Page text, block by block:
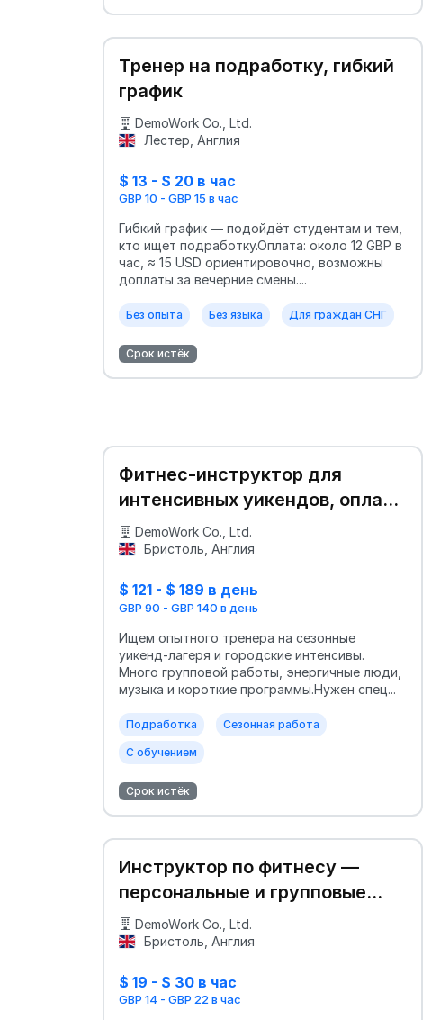
Тренер на подработку, гибкий
график
DemoWork Co., Ltd.
Лестер, Англия
$ 13 - $ 20 в час
GBP 10 - GBP 15 в час
Гибкий график — подойдёт студентам и тем,
кто ищет подработку.Оплата: около 12 GBP в
час, ≈ 15 USD ориентировочно, возможны
доплаты за вечерние смены....
Без опыта Без языка Для граждан СНГ
Срок истёк
Фитнес-инструктор для
интенсивных уикендов, оплата
за день
DemoWork Co., Ltd.
Бристоль, Англия
$ 121 - $ 189 в день
GBP 90 - GBP 140 в день
Ищем опытного тренера на сезонные
уикенд-лагеря и городские интенсивы.
Много групповой работы, энергичные люди,
музыка и короткие программы.Нужен спец...
Подработка Сезонная работа
С обучением
Срок истёк
Инструктор по фитнесу —
персональные и групповые
занятия
DemoWork Co., Ltd.
Бристоль, Англия
$ 19 - $ 30 в час
GBP 14 - GBP 22 в час